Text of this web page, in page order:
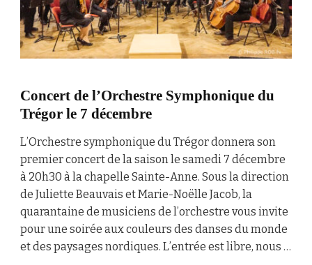
Concert de l’Orchestre Symphonique du
Trégor le 7 décembre
L’Orchestre symphonique du Trégor donnera son
premier concert de la saison le samedi 7 décembre
à 20h30 à la chapelle Sainte-Anne. Sous la direction
de Juliette Beauvais et Marie-Noëlle Jacob, la
quarantaine de musiciens de l’orchestre vous invite
pour une soirée aux couleurs des danses du monde
et des paysages nordiques. L’entrée est libre, nous …